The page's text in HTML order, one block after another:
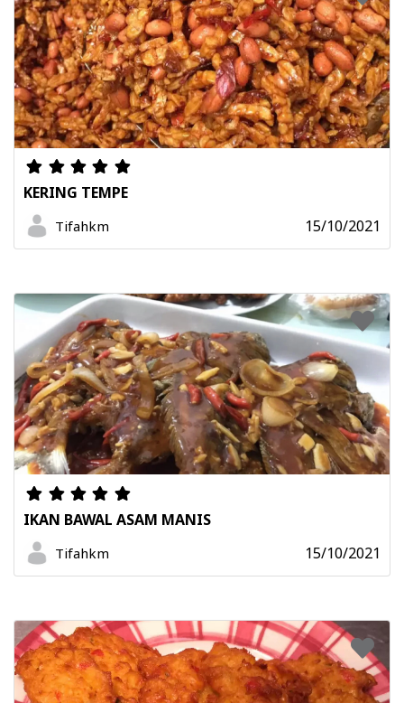
KERING TEMPE
Tifahkm 15/10/2021
IKAN BAWAL ASAM MANIS
Tifahkm 15/10/2021